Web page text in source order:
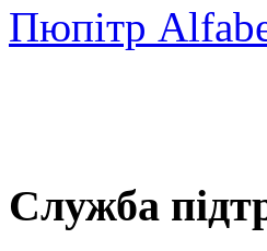
Пюпітр
Служба